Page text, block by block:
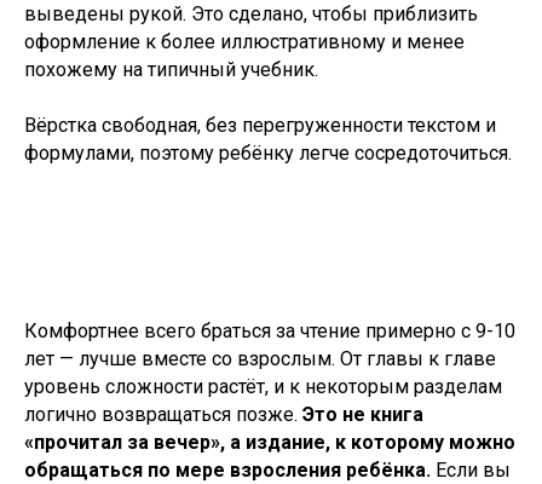
выведены рукой. Это сделано, чтобы приблизить
оформление к более иллюстративному и менее
похожему на типичный учебник.
Вёрстка свободная, без перегруженности текстом и
формулами, поэтому ребёнку легче сосредоточиться.
Комфортнее всего браться за чтение примерно с 9-10
лет — лучше вместе со взрослым. От главы к главе
уровень сложности растёт, и к некоторым разделам
логично возвращаться позже. Это не книга
«прочитал за вечер», а издание, к которому можно
обращаться по мере взросления ребёнка. Если вы